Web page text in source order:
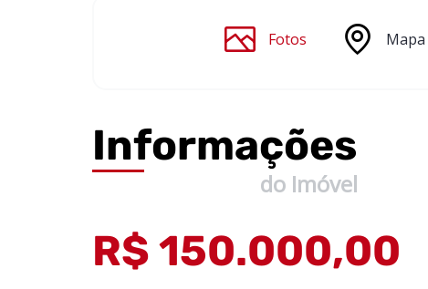
Fotos Mapa
Informações
do Imóvel
R$ 150.000,00